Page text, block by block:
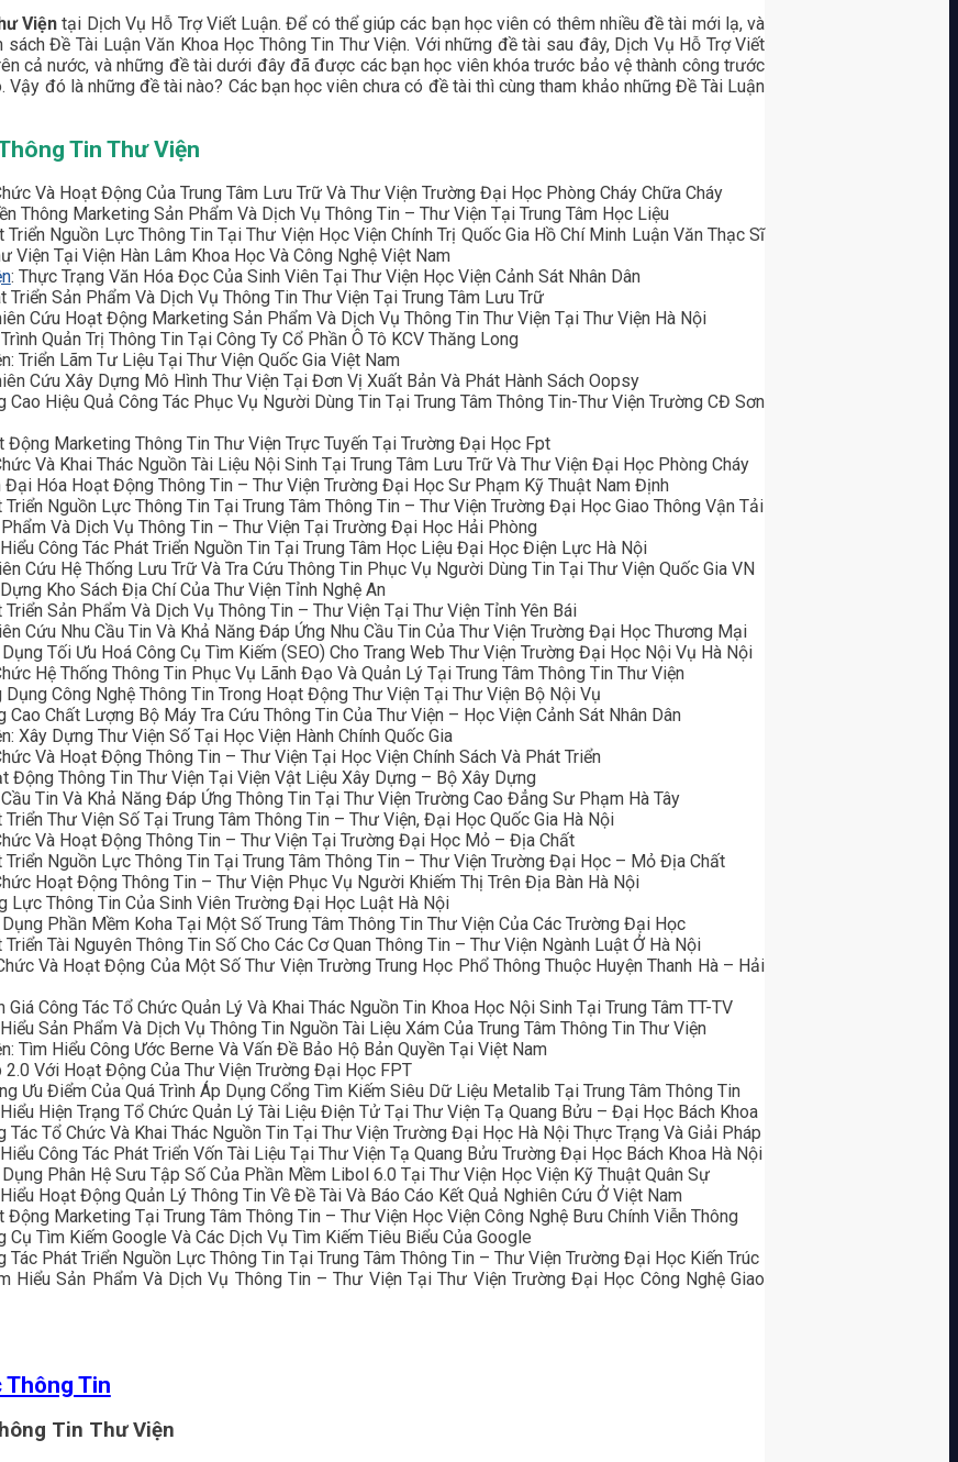
Viện tại Dịch Vụ Hỗ Trợ Viết Luận. Để có thể giúp các bạn học viên có thêm nhiều đề tài mới lạ, và
Đề Tài Luận Văn Khoa Học Thông Tin Thư Viện. Với những đề tài sau đây, Dịch Vụ Hỗ Trợ Viết
cả nước, và những đề tài dưới đây đã được các bạn học viên khóa trước bảo vệ thành công trước
đó là những đề tài nào? Các bạn học viên chưa có đề tài thì cùng tham khảo những Đề Tài Luận
Tin Thư Viện
Và Hoạt Động Của Trung Tâm Lưu Trữ Và Thư Viện Trường Đại Học Phòng Cháy Chữa Cháy
Thông Marketing Sản Phẩm Và Dịch Vụ Thông Tin – Thư Viện Tại Trung Tâm Học Liệu
Nguồn Lực Thông Tin Tại Thư Viện Học Viện Chính Trị Quốc Gia Hồ Chí Minh Luận Văn Thạc Sĩ
Viện Tại Viện Hàn Lâm Khoa Học Và Công Nghệ Việt Nam
: Thực Trạng Văn Hóa Đọc Của Sinh Viên Tại Thư Viện Học Viện Cảnh Sát Nhân Dân
Sản Phẩm Và Dịch Vụ Thông Tin Thư Viện Tại Trung Tâm Lưu Trữ
Cứu Hoạt Động Marketing Sản Phẩm Và Dịch Vụ Thông Tin Thư Viện Tại Thư Viện Hà Nội
Quản Trị Thông Tin Tại Công Ty Cổ Phần Ô Tô KCV Thăng Long
Triển Lãm Tư Liệu Tại Thư Viện Quốc Gia Việt Nam
Cứu Xây Dựng Mô Hình Thư Viện Tại Đơn Vị Xuất Bản Và Phát Hành Sách Oopsy
Hiệu Quả Công Tác Phục Vụ Người Dùng Tin Tại Trung Tâm Thông Tin-Thư Viện Trường CĐ Sơn
Động Marketing Thông Tin Thư Viện Trực Tuyến Tại Trường Đại Học Fpt
Và Khai Thác Nguồn Tài Liệu Nội Sinh Tại Trung Tâm Lưu Trữ Và Thư Viện Đại Học Phòng Cháy
Đại Hóa Hoạt Động Thông Tin – Thư Viện Trường Đại Học Sư Phạm Kỹ Thuật Nam Định
Nguồn Lực Thông Tin Tại Trung Tâm Thông Tin – Thư Viện Trường Đại Học Giao Thông Vận Tải
Và Dịch Vụ Thông Tin – Thư Viện Tại Trường Đại Học Hải Phòng
Công Tác Phát Triển Nguồn Tin Tại Trung Tâm Học Liệu Đại Học Điện Lực Hà Nội
Cứu Hệ Thống Lưu Trữ Và Tra Cứu Thông Tin Phục Vụ Người Dùng Tin Tại Thư Viện Quốc Gia VN
Kho Sách Địa Chí Của Thư Viện Tỉnh Nghệ An
Sản Phẩm Và Dịch Vụ Thông Tin – Thư Viện Tại Thư Viện Tỉnh Yên Bái
Cứu Nhu Cầu Tin Và Khả Năng Đáp Ứng Nhu Cầu Tin Của Thư Viện Trường Đại Học Thương Mại
Tối Ưu Hoá Công Cụ Tìm Kiếm (SEO) Cho Trang Web Thư Viện Trường Đại Học Nội Vụ Hà Nội
Hệ Thống Thông Tin Phục Vụ Lãnh Đạo Và Quản Lý Tại Trung Tâm Thông Tin Thư Viện
Công Nghệ Thông Tin Trong Hoạt Động Thư Viện Tại Thư Viện Bộ Nội Vụ
Chất Lượng Bộ Máy Tra Cứu Thông Tin Của Thư Viện – Học Viện Cảnh Sát Nhân Dân
Xây Dựng Thư Viện Số Tại Học Viện Hành Chính Quốc Gia
Và Hoạt Động Thông Tin – Thư Viện Tại Học Viện Chính Sách Và Phát Triển
Động Thông Tin Thư Viện Tại Viện Vật Liệu Xây Dựng – Bộ Xây Dựng
Tin Và Khả Năng Đáp Ứng Thông Tin Tại Thư Viện Trường Cao Đẳng Sư Phạm Hà Tây
Thư Viện Số Tại Trung Tâm Thông Tin – Thư Viện, Đại Học Quốc Gia Hà Nội
Và Hoạt Động Thông Tin – Thư Viện Tại Trường Đại Học Mỏ – Địa Chất
Nguồn Lực Thông Tin Tại Trung Tâm Thông Tin – Thư Viện Trường Đại Học – Mỏ Địa Chất
Hoạt Động Thông Tin – Thư Viện Phục Vụ Người Khiếm Thị Trên Địa Bàn Hà Nội
Lực Thông Tin Của Sinh Viên Trường Đại Học Luật Hà Nội
Phần Mềm Koha Tại Một Số Trung Tâm Thông Tin Thư Viện Của Các Trường Đại Học
Tài Nguyên Thông Tin Số Cho Các Cơ Quan Thông Tin – Thư Viện Ngành Luật Ở Hà Nội
Và Hoạt Động Của Một Số Thư Viện Trường Trung Học Phổ Thông Thuộc Huyện Thanh Hà – Hải
Công Tác Tổ Chức Quản Lý Và Khai Thác Nguồn Tin Khoa Học Nội Sinh Tại Trung Tâm TT-TV
Sản Phẩm Và Dịch Vụ Thông Tin Nguồn Tài Liệu Xám Của Trung Tâm Thông Tin Thư Viện
Tìm Hiểu Công Ước Berne Và Vấn Đề Bảo Hộ Bản Quyền Tại Việt Nam
2.0 Với Hoạt Động Của Thư Viện Trường Đại Học FPT
Ưu Điểm Của Quá Trình Áp Dụng Cổng Tìm Kiếm Siêu Dữ Liệu Metalib Tại Trung Tâm Thông Tin
Hiện Trạng Tổ Chức Quản Lý Tài Liệu Điện Tử Tại Thư Viện Tạ Quang Bửu – Đại Học Bách Khoa
Tổ Chức Và Khai Thác Nguồn Tin Tại Thư Viện Trường Đại Học Hà Nội Thực Trạng Và Giải Pháp
Công Tác Phát Triển Vốn Tài Liệu Tại Thư Viện Tạ Quang Bửu Trường Đại Học Bách Khoa Hà Nội
Phân Hệ Sưu Tập Số Của Phần Mềm Libol 6.0 Tại Thư Viện Học Viện Kỹ Thuật Quân Sự
Hoạt Động Quản Lý Thông Tin Về Đề Tài Và Báo Cáo Kết Quả Nghiên Cứu Ở Việt Nam
Marketing Tại Trung Tâm Thông Tin – Thư Viện Học Viện Công Nghệ Bưu Chính Viễn Thông
Tìm Kiếm Google Và Các Dịch Vụ Tìm Kiếm Tiêu Biểu Của Google
Phát Triển Nguồn Lực Thông Tin Tại Trung Tâm Thông Tin – Thư Viện Trường Đại Học Kiến Trúc
Hiểu Sản Phẩm Và Dịch Vụ Thông Tin – Thư Viện Tại Thư Viện Trường Đại Học Công Nghệ Giao
Thông Tin
Tin Thư Viện